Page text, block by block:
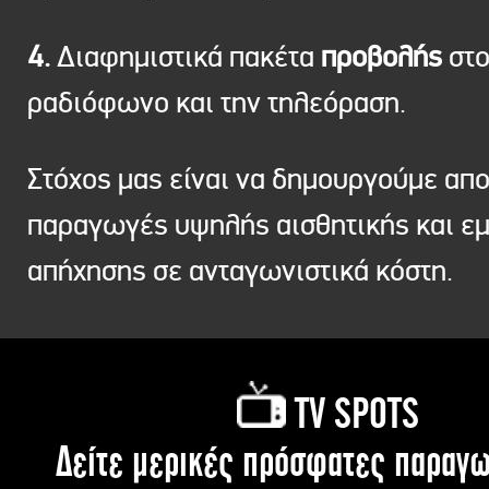
4.Διαφημιστικά πακέτα προβολής στο
ραδιόφωνο και την τηλεόραση.
Στόχος μας είναι να δημουργούμε
παραγωγές υψηλής αισθητικής και
απήχησης σε ανταγωνιστικά κόστη.
TV SPOTS
Δείτε μερικές πρόσφατες